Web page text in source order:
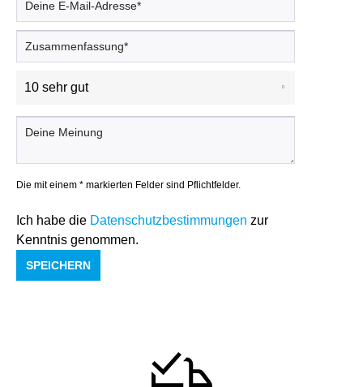
Die mit einem * markierten Felder sind Pflichtfelder.
Ich habe die Datenschutzbestimmungen zur
Kenntnis genommen.
SPEICHERN